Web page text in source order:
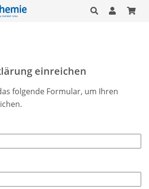
einreichen
folgende Formular, um Ihren